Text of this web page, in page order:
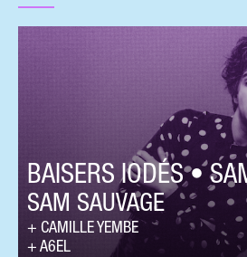
BAISERS IODÉS •
SAM SAUVAGE
CAMILLE YEMBE
A6EL